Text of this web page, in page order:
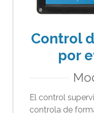
Control
por
El control
controla de